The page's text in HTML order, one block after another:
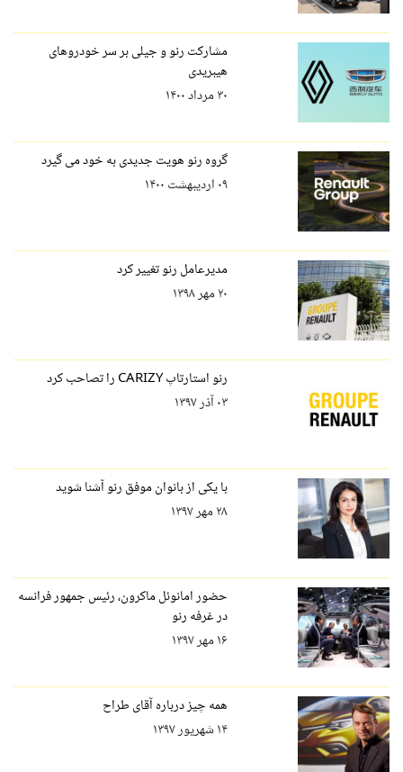
مشارکت رنو و جیلی بر سر خودروهای
هیبریدی
۳۰ مرداد ۱۴۰۰
گروه رنو هویت جدیدی به خود می گیرد
۰۹ اردیبهشت ۱۴۰۰
مدیرعامل رنو تغییر کرد
۲۰ مهر ۱۳۹۸
رنو استارتاپ CARIZY را تصاحب کرد
۰۳ آذر ۱۳۹۷
با یکی از بانوان موفق رنو آشنا شوید
۲۸ مهر ۱۳۹۷
حضور امانوئل ماکرون، رئیس جمهور فرانسه
در غرفه رنو
۱۶ مهر ۱۳۹۷
همه چیز درباره آقای طراح
۱۴ شهریور ۱۳۹۷